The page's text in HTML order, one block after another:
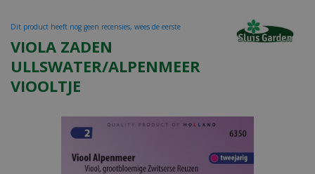
VIOLA ZADEN
ULLSWATER/ALPENMEER
VIOOLTJE
Dit product heeft nog geen recensies, wees de eerste